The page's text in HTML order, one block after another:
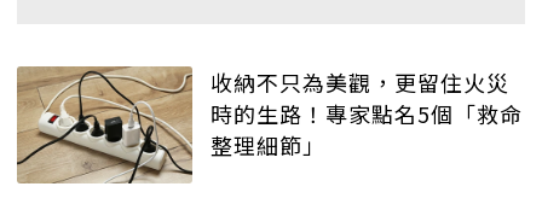
收納不只為美觀，更留住火災
時的生路！專家點名5個「救命
整理細節」